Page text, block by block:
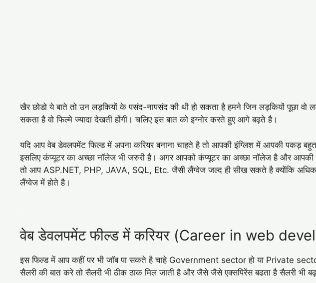
खैर छोडो ये बाते तो उन लड़कियों के पसंद-नापसंद की थी हो सकता है हमने जिन लड़कियों पूछा वो
सकता है वो फिल्मे ज्यादा देखती होंगी। चलिए इस बात को इग्नोर करते हुए आगे बढ़ते है।
यदि आप वेब डेवलपमेंट फिल्ड में अपना करियर बनाना चाहते है तो आपकी इंग्लिश में आपकी पकड़ बहुत
इसलिए कंप्यूटर का अच्छा नॉलेज भी जरुरी है। अगर आपको कंप्यूटर का अच्छा नॉलेज है और आपकी
तो आप ASP.NET, PHP, JAVA, SQL, Etc. जैसी लैंग्वेज जल्द ही सीख सकते है क्योंकि
लैंग्वेज में होते है।
वेब डेवलपमेंट फील्ड में करियर (Career in web
इस फिल्ड में आप कहीं पर भी जॉब पा सकते है चाहे Government sector हो या Private
सैलरी की बात करे तो सैलरी भी ठीक ठाक मिल जाती है और जैसे जैसे एक्सपिरेंस बढता है सैलरी भी